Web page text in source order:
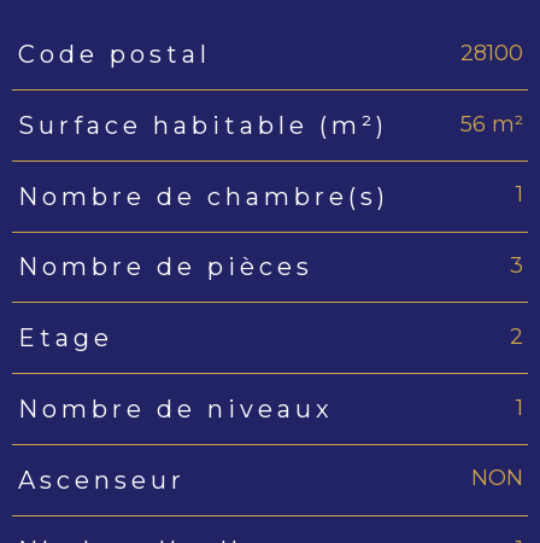
Caractéristiques
Code postal 28100
Surface habitable (m²) 56 m²
Nombre de chambre(s) 1
Nombre de pièces 3
Etage 2
Nombre de niveaux 1
Ascenseur NON